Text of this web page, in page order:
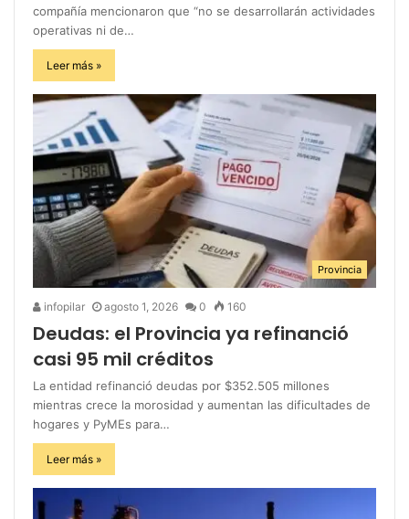
compañía mencionaron que “no se desarrollarán actividades
operativas ni de…
Leer más »
Provincia
infopilar agosto 1, 2026 0 160
Deudas: el Provincia ya refinanció
casi 95 mil créditos
La entidad refinanció deudas por $352.505 millones
mientras crece la morosidad y aumentan las dificultades de
hogares y PyMEs para…
Leer más »